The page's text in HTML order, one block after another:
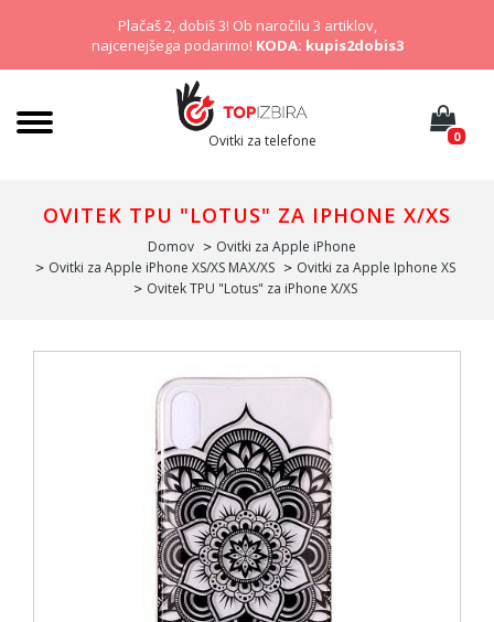
Plačaš 2, dobiš 3! Ob naročilu 3 artiklov,
najcenejšega podarimo! KODA: kupis2dobis3
Ovitki za telefone 0
OVITEK TPU "LOTUS" ZA IPHONE X/XS
Domov
Ovitki za Apple iPhone
Ovitki za Apple iPhone XS/XS MAX/XS
Ovitki za Apple Iphone XS
Ovitek TPU "Lotus" za iPhone X/XS